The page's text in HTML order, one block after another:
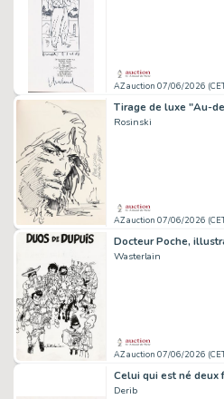
AZ auction 07/06/2026
Rosinski
AZ auction 07/06/2026
Wasterlain
AZ auction 07/06/2026
Celui qui est né
Derib